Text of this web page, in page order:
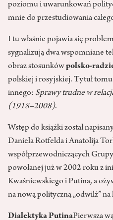
poziomu i uwarunkowań
mnie do przestudiowania
I tu właśnie pojawia się
sygnalizują dwa wspomniane
obraz stosunkówpolsko-
polskiej i rosyjskiej. Tytuł
innego: Sprawy trudne w
(1918–2008).
Wstęp do książki został
Daniela Rotfelda i Anatolija
współprzewodniczących
powołanej już w 2002 roku z
Kwaśniewskiego i Putina, a
na nową polityczną „odwilż”
Dialektyka PutinaPierwsza